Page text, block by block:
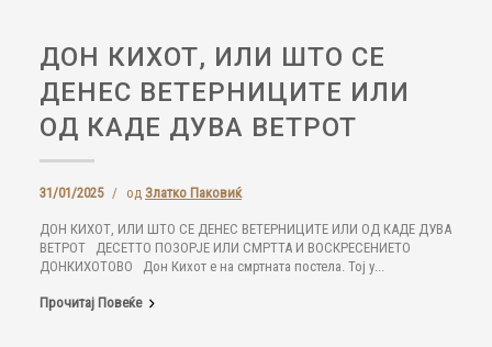
ДОН КИХОТ, ИЛИ ШТО СЕ
ДЕНЕС ВЕТЕРНИЦИТЕ ИЛИ
ОД КАДЕ ДУВА ВЕТРОТ
31/01/2025 / од Златко Паковиќ
ДОН КИХОТ, ИЛИ ШТО СЕ ДЕНЕС ВЕТЕРНИЦИТЕ ИЛИ ОД КАДЕ ДУВА
ВЕТРОТ ДЕСЕТТО ПОЗОРЈЕ ИЛИ СМРТТА И ВОСКРЕСЕНИЕТО
ДОНКИХОТОВО Дон Кихот е на смртната постела. Тој у...
Прочитај Повеќе